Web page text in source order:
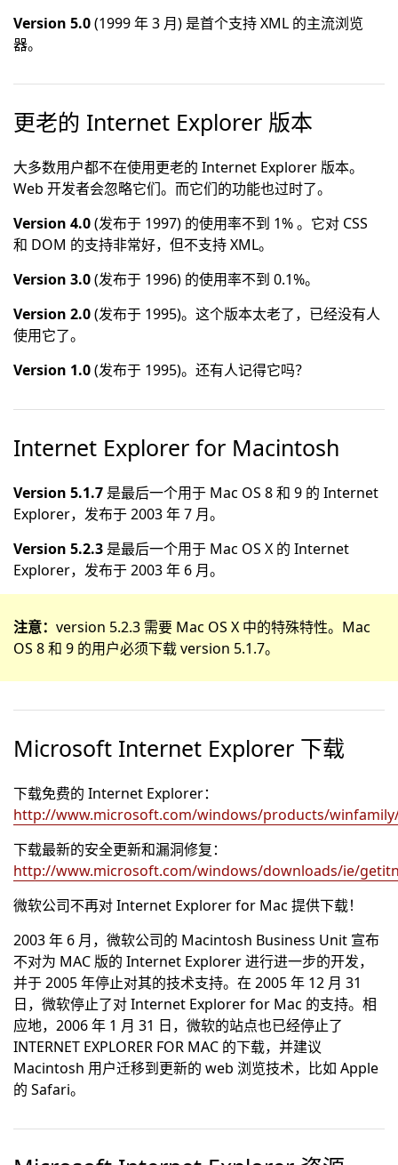
Version 5.0(1999 年 3 月) 是首个支持 XML 的主流浏览
器。
更老的 Internet Explorer 版本
大多数用户都不在使用更老的 Internet Explorer 版本。
Web 开发者会忽略它们。而它们的功能也过时了。
Version 4.0(发布于 1997) 的使用率不到 1% 。它对 CSS
和 DOM 的支持非常好，但不支持 XML。
Version 3.0(发布于 1996) 的使用率不到 0.1%。
Version 2.0(发布于 1995)。这个版本太老了，已经没有人
使用它了。
Version 1.0(发布于 1995)。还有人记得它吗？
Internet Explorer for Macintosh
Version 5.1.7 是最后一个用于 Mac OS 8 和 9 的 Internet
Explorer，发布于 2003 年 7 月。
Version 5.2.3 是最后一个用于 Mac OS X 的 Internet
Explorer，发布于 2003 年 6 月。
注意： version 5.2.3 需要 Mac OS X 中的特殊特性。Mac
OS 8 和 9 的用户必须下载 version 5.1.7。
Microsoft Internet Explorer 下载
下载免费的 Internet Explorer：
http://www.microsoft.com/windows/products/
下载最新的安全更新和漏洞修复：
http://www.microsoft.com/windows/downloads/ie/
微软公司不再对 Internet Explorer for Mac 提供下载！
2003 年 6 月，微软公司的 Macintosh Business Unit 宣布
不对为 MAC 版的 Internet Explorer 进行进一步的开发，
并于 2005 年停止对其的技术支持。在 2005 年 12 月 31
日，微软停止了对 Internet Explorer for Mac 的支持。相
应地，2006 年 1 月 31 日，微软的站点也已经停止了
INTERNET EXPLORER FOR MAC 的下载，并建议
Macintosh 用户迁移到更新的 web 浏览技术，比如 Apple
的 Safari。